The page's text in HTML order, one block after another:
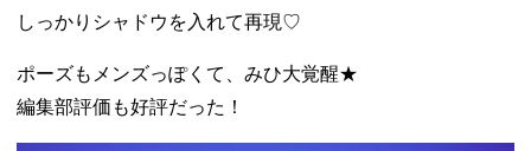
しっかりシャドウを入れて再現♡
ポーズもメンズっぽくて、みひ大覚醒★
編集部評価も好評だった！